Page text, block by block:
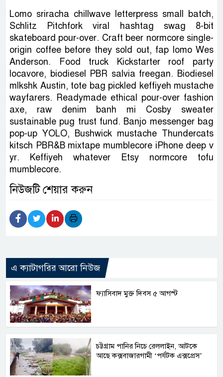
Lomo sriracha chillwave letterpress small batch,
Schlitz Pitchfork viral hashtag swag 8-bit
skateboard pour-over. Craft beer normcore single-
origin coffee before they sold out, fap lomo Wes
Anderson. Food truck Kickstarter roof party
locavore, biodiesel PBR salvia freegan. Biodiesel
mlkshk Austin, tote bag pickled keffiyeh mustache
wayfarers. Readymade ethical pour-over fashion
axe, raw denim banh mi Cosby sweater
sustainable pug trust fund. Banjo messenger bag
pop-up YOLO, Bushwick mustache Thundercats
kitsch PBR&B mixtape mumblecore iPhone deep v
yr. Keffiyeh whatever Etsy normcore tofu
mumblecore.
নিউজটি শেয়ার করুন
এ ক্যাটাগরির আরো নিউজ
ফ্যাসিবাদ মুক্ত দিবস ৫ আগস্ট
চট্টগ্রাম পানির নিচে রেললাইন, আটকে
আছে কক্সবাজারগামী ‘পর্যটক এক্সপ্রেস’